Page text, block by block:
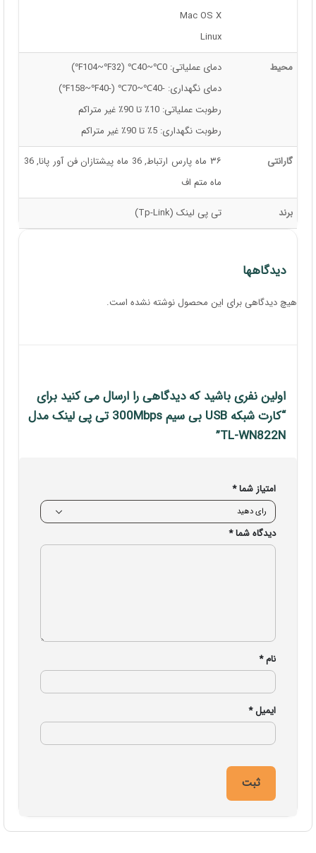
Mac OS X
Linux
محیط
دمای عملیاتی: 0℃~40℃ (32℉~104℉)
دمای نگهداری: -40℃~70℃ (-40℉~158℉)
رطوبت عملیاتی: 10٪ تا 90٪ غیر متراکم
رطوبت نگهداری: 5٪ تا 90٪ غیر متراکم
گارانتی
۳۶ ماه پارس ارتباط, 36 ماه پیشتازان فن آور پانا, 36
ماه متم اف
برند تی پی لینک (Tp-Link)
دیدگاهها
هیچ دیدگاهی برای این محصول نوشته نشده است.
اولین نفری باشید که دیدگاهی را ارسال می کنید برای
“کارت شبکه USB بی سیم 300Mbps تی پی لینک مدل
TL-WN822N”
امتیاز شما*
دیدگاه شما*
نام*
ایمیل*